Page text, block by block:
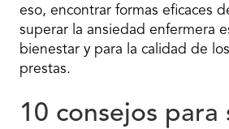
eso, encontrar formas eficaces
superar la ansiedad enfermera
bienestar y para la calidad de
prestas.
10 consejos para